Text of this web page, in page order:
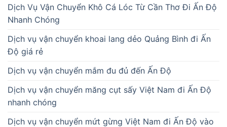
Dịch Vụ Vận Chuyển Khô Cá Lóc Từ Cần Thơ Đi Ấn Độ
Nhanh Chóng
Dịch vụ vận chuyển khoai lang dẻo Quảng Bình đi Ấn
Độ giá rẻ
Dịch vụ vận chuyển mắm đu đủ đến Ấn Độ
Dịch vụ vận chuyển măng cụt sấy Việt Nam đi Ấn Độ
nhanh chóng
Dịch vụ vận chuyển mứt gừng Việt Nam đi Ấn Độ vào